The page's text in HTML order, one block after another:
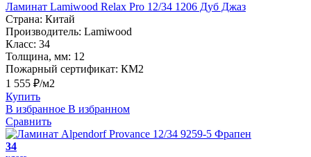
Ламинат Lamiwood Relax Pro 12/34 1206 Дуб Джаз
Страна: Китай
Производитель: Lamiwood
Класс: 34
Толщина, мм: 12
Пожарный сертификат: КМ2
1 555 ₽/м2
Купить
В избранное В избранном
Сравнить
34